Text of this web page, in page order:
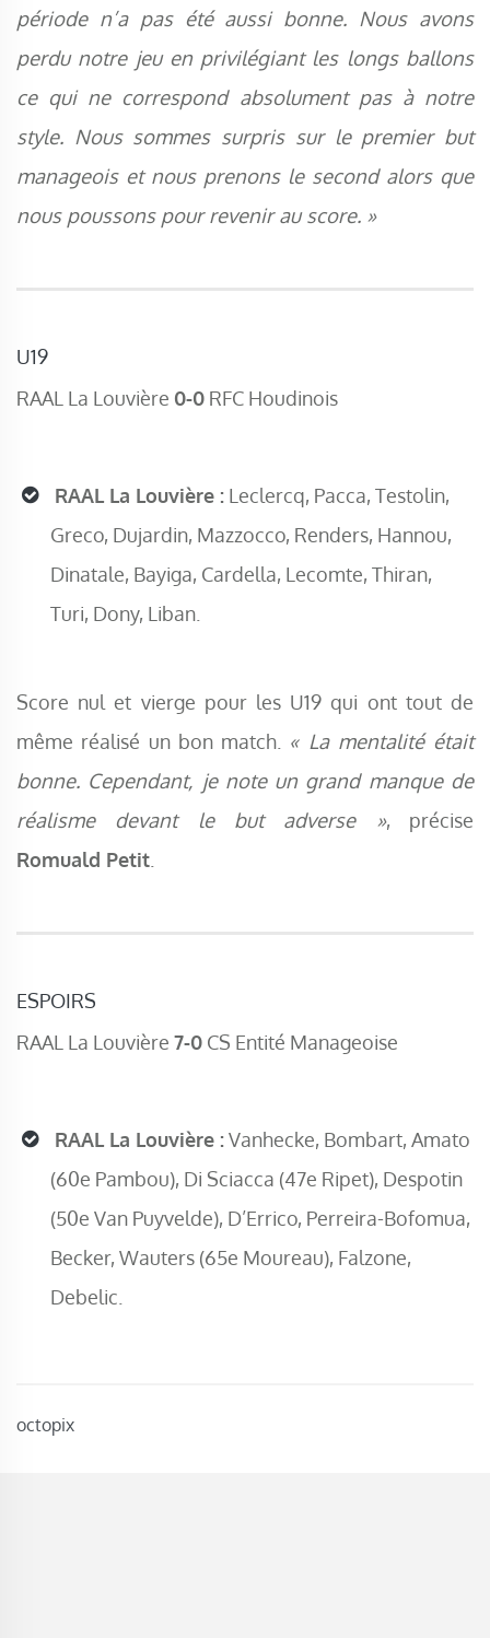
octopix
période n’a pas été aussi bonne. Nous avons
perdu notre jeu en privilégiant les longs ballons
ce qui ne correspond absolument pas à notre
style. Nous sommes surpris sur le premier but
manageois et nous prenons le second alors que
nous poussons pour revenir au score. »
U19
RAAL La Louvière 0-0 RFC Houdinois
RAAL La Louvière : Leclercq, Pacca, Testolin,
Greco, Dujardin, Mazzocco, Renders, Hannou,
Dinatale, Bayiga, Cardella, Lecomte, Thiran,
Turi, Dony, Liban.
Score nul et vierge pour les U19 qui ont tout de
même réalisé un bon match. « La mentalité était
bonne. Cependant, je note un grand manque de
réalisme devant le but adverse », précise
Romuald Petit
ESPOIRS
RAAL La Louvière 7-0 CS Entité Manageoise
RAAL La Louvière :Vanhecke, Bombart, Amato
(60e Pambou), Di Sciacca (47e Ripet), Despotin
(50e Van Puyvelde), D’Errico, Perreira-Bofomua,
Becker, Wauters (65e Moureau), Falzone,
Debelic.